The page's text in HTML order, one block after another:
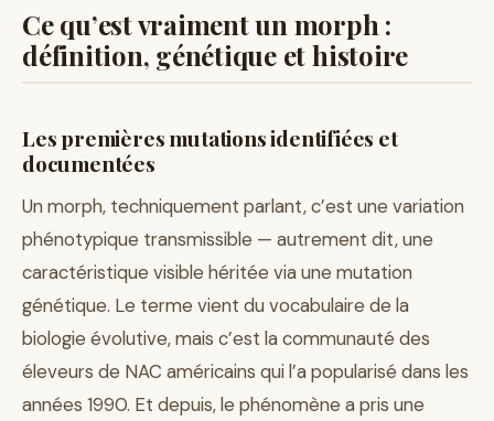
Ce qu’est vraiment un morph :
définition, génétique et histoire
Les premières mutations identifiées et
documentées
Un morph, techniquement parlant, c’est une variation
phénotypique transmissible — autrement dit, une
caractéristique visible héritée via une mutation
génétique. Le terme vient du vocabulaire de la
biologie évolutive, mais c’est la communauté des
éleveurs de NAC américains qui l’a popularisé dans les
années 1990. Et depuis, le phénomène a pris une